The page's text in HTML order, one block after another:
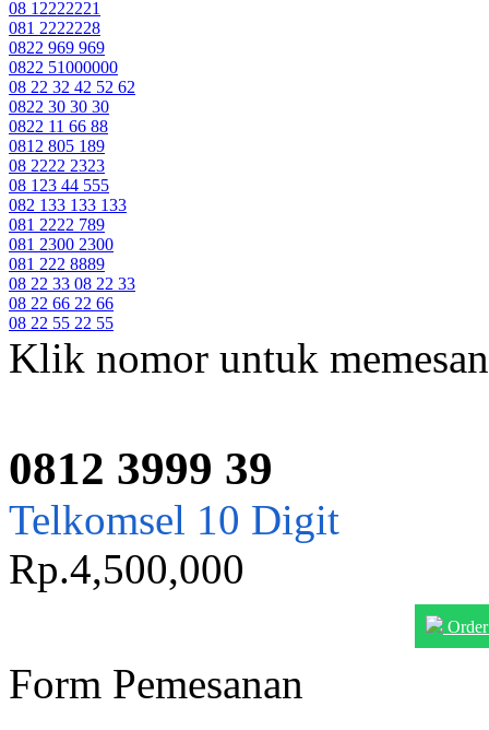
08 12222221
081 2222228
0822 969 969
0822 51000000
08 22 32 42 52 62
0822 30 30 30
0822 11 66 88
0812 805 189
08 2222 2323
08 123 44 555
082 133 133 133
081 2222 789
081 2300 2300
081 222 8889
08 22 33 08 22 33
08 22 66 22 66
08 22 55 22 55
Klik nomor untuk memesan
0812 3999 39
Telkomsel 10 Digit
Rp.4,500,000
Form Pemesanan